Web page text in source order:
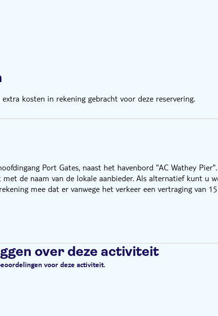
kosten in rekening gebracht voor deze reservering.
Port Gates, naast het havenbord "AC Wathey
de naam van de lokale aanbieder. Als alternatief kunt u
mee dat er vanwege het verkeer een vertraging van
over deze activiteit
voor deze activiteit.